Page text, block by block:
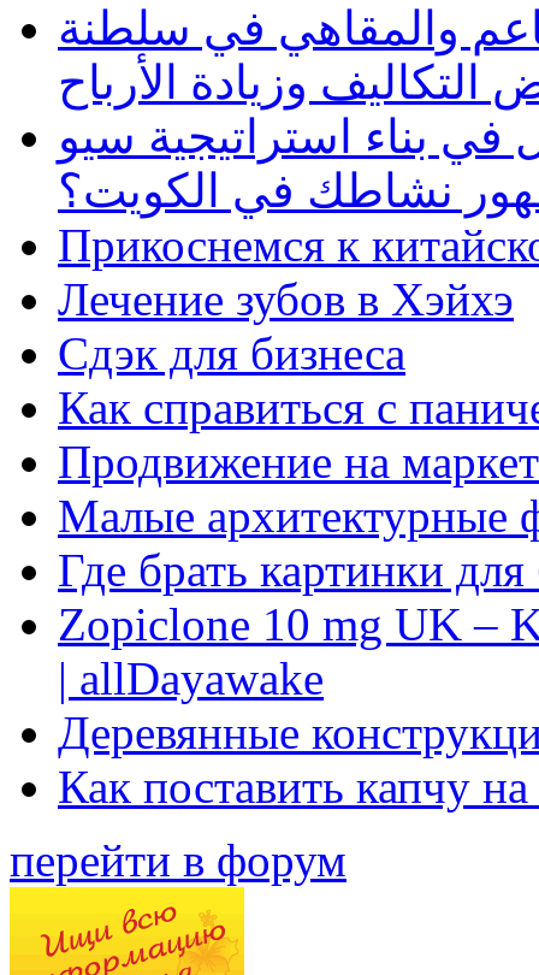
والمقاهي في سلطنة
وزيادة الأرباح
بناء استراتيجية سيو
نشاطك في الكويت؟
Прикоснемся к
Лечение зубов в Хэйхэ
Сдэк для бизнеса
Как справиться с
Продвижение на
Малые архитектурные
Где брать картинки
Zopiclone 10 mg UK –
| allDayawake
Деревянные
Как поставить капчу
перейти в форум